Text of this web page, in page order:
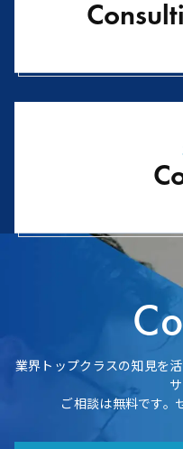
業界トップクラスの知見を
ご相談は無料です。